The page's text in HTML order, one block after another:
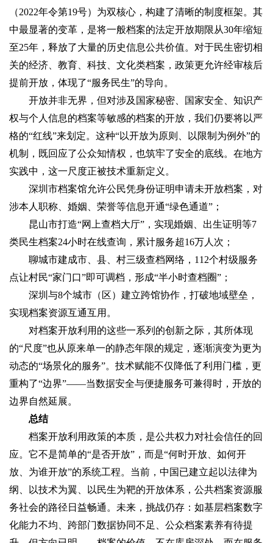
（2022年令第19号）为双核心，构建了清晰的制度框架。其
中最显著的变革，是将一般档案的法定开放期限从30年缩短
至25年，释放了大量的历史信息公共价值。对于民生密切相
关的经济、教育、科技、文化类档案，政策更允许经审核后
提前开放，体现了“服务民生”的导向。
开放并非无界，但对涉及国家秘密、国家安全、知识产
权与个人信息的档案等敏感的档案的开放，我们仍要将以严
格的“红线”来划定。这种“以开放为原则、以限制为例外”的
机制，既回应了公众知情权，也筑牢了安全的底线。在地方
实践中，这一尺度正被技术重新定义。
深圳市档案馆允许公民凭身份证明申请未开放档案，对
涉本人职称、婚姻、荣誉等信息开通“绿色通道”；
昆山市打造“网上查档大厅”，实现婚姻、出生证明等7
类民生档案24小时在线查询，累计服务超16万人次；
聊城市建成市、县、村三级查档网络，112个村级服务
点让村民“家门口”即可调档，形成“半小时查档圈”；
深圳与8个城市（区）建立跨馆协作，打破地域壁垒，
实现档案资源互通互用。
对档案开放利用的这些一系列的创新之际，其所体现
的“尺度”也从原来单一的静态年限的规定，逐渐演变为更为
动态的“场景化的服务”。技术赋能不仅降低了利用门槛，更
重构了“边界”——当数据安全与便捷服务可兼得时，开放的
边界自然延展。
总结‌
档案开放利用政策的本质，是公共权力对社会信任的回
应。它不是简单的“是否开放”，而是“何时开放、如何开
放、为谁开放”的系统工程。当前，中国已建立起以法律为
纲、以技术为翼、以民生为靶的开放体系，公共档案资源服
务社会的路径日益畅通。未来，挑战仍存：如基层档案数字
化能力不均、跨部门数据协同不足、公众档案素养有待提